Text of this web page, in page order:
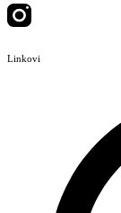
Linkovi